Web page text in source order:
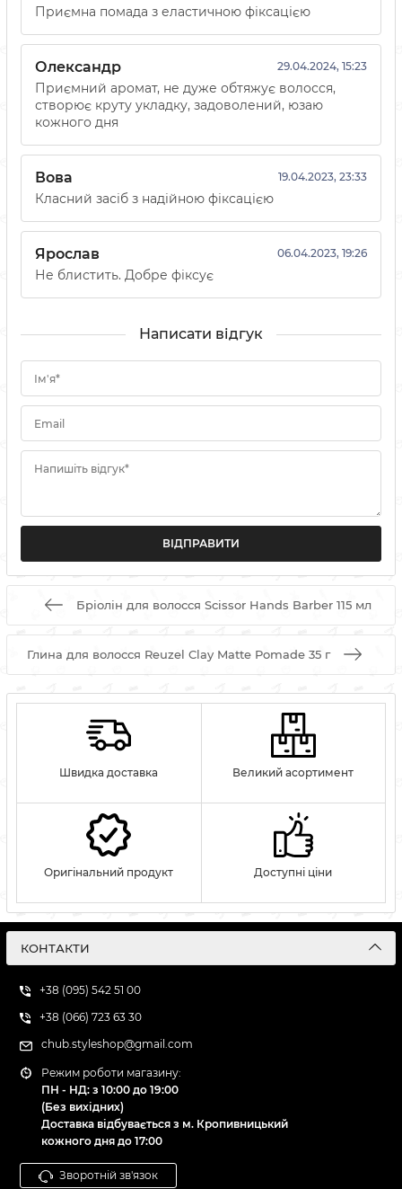
Приємна помада з еластичною фіксацією
Олександр 29.04.2024, 15:23
Приємний аромат, не дуже обтяжує волосся,
створює круту укладку, задоволений, юзаю
кожного дня
Вова 19.04.2023, 23:33
Класний засіб з надійною фіксацією
Ярослав 06.04.2023, 19:26
Не блистить. Добре фіксує
Написати відгук
Ім'я*
Email
Напишіть відгук*
Бріолін для волосся Scissor Hands Barber 115 мл
Глина для волосся Reuzel Clay Matte Pomade 35 г
Швидка доставка Великий асортимент
Оригінальний продукт Доступні ціни
КОНТАКТИ
+38 (095) 542 51 00
+38 (066) 723 63 30
chub.styleshop@gmail.com
Режим роботи магазину:
ПН - НД: з 10:00 до 19:00
(Без вихідних)
Доставка відбувається з м. Кропивницький
кожного дня до 17:00
Зворотній зв'язок